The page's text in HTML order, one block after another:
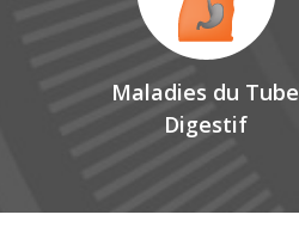
Maladies du Tube
Digestif